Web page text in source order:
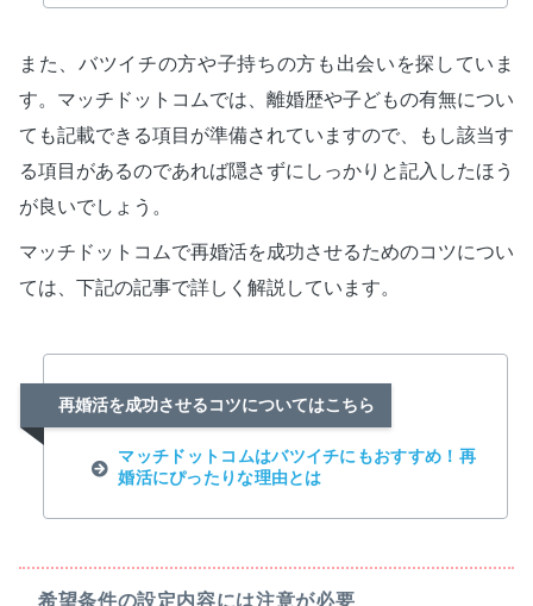
また、バツイチの方や子持ちの方も出会いを探していま
す。マッチドットコムでは、離婚歴や子どもの有無につい
ても記載できる項目が準備されていますので、もし該当す
る項目があるのであれば隠さずにしっかりと記入したほう
が良いでしょう。
マッチドットコムで再婚活を成功させるためのコツについ
ては、下記の記事で詳しく解説しています。
再婚活を成功させるコツについてはこちら
マッチドットコムはバツイチにもおすすめ！再
婚活にぴったりな理由とは
希望条件の設定内容には注意が必要